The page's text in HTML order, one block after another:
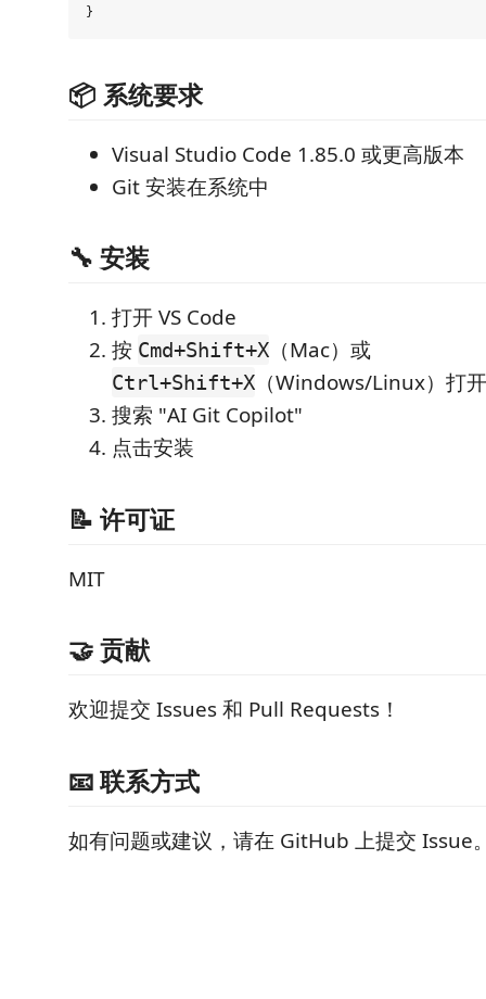
📦 系统要求
Visual Studio Code 1.85.0 或更高版本
Git 安装在系统中
🔧 安装
打开 VS Code
按 Cmd+Shift+X （Mac）或
Ctrl+Shift+X （Windows/Linux）打
搜索 "AI Git Copilot"
点击安装
📝 许可证
MIT
🤝 贡献
欢迎提交 Issues 和 Pull Requests！
📧 联系方式
如有问题或建议，请在 GitHub 上提交 Issue